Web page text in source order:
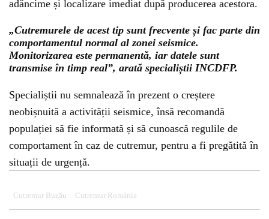
adâncime și localizare imediat după producerea acestora.
„Cutremurele de acest tip sunt frecvente și fac parte din
comportamentul normal al zonei seismice.
Monitorizarea este permanentă, iar datele sunt
transmise în timp real”, arată specialiștii INCDFP.
Specialiștii nu semnalează în prezent o creștere
neobișnuită a activității seismice, însă recomandă
populației să fie informată și să cunoască regulile de
comportament în caz de cutremur, pentru a fi pregătită în
situații de urgență.
Cutremur Buzău Cutremur România